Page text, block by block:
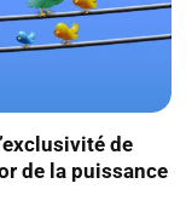
de
de la puissance